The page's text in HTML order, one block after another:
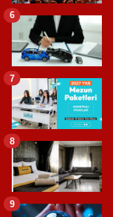
6
7
8
9